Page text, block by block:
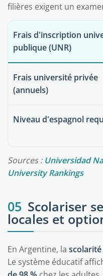
filières exigent un
Frais d'inscription
publique (UNR)
Frais université privée
(annuels)
Niveau d'espagnol
Sources : Universidad
University Rankings
05 Scolariser
locales et
En Argentine, la scolarité
Le système éducatif